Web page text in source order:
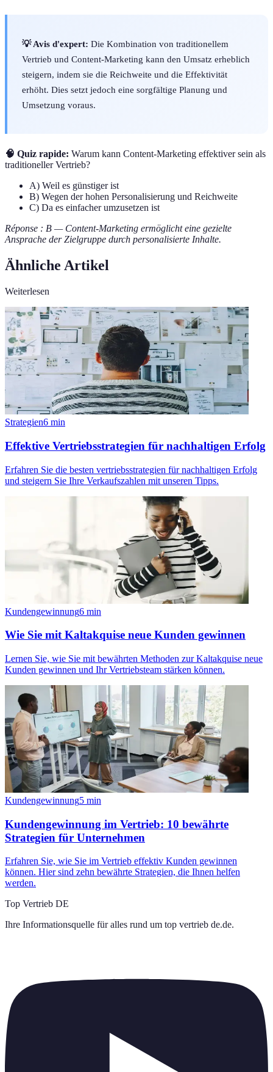
💡 Avis d'expert: Die Kombination von traditionellem
Vertrieb und Content-Marketing kann den Umsatz erheblich
steigern, indem sie die Reichweite und die Effektivität
erhöht. Dies setzt jedoch eine sorgfältige Planung und
Umsetzung voraus.
🧠 Quiz rapide: Warum kann Content-Marketing effektiver sein als
traditioneller Vertrieb?
A) Weil es günstiger ist
B) Wegen der hohen Personalisierung und Reichweite
C) Da es einfacher umzusetzen ist
Réponse : B — Content-Marketing ermöglicht eine gezielte
Ansprache der Zielgruppe durch personalisierte Inhalte.
Ähnliche Artikel
Weiterlesen
Strategien6 min
Effektive Vertriebsstrategien für nachhaltigen Erfolg
Erfahren Sie die besten vertriebsstrategien für nachhaltigen Erfolg
und steigern Sie Ihre Verkaufszahlen mit unseren Tipps.
Kundengewinnung6 min
Wie Sie mit Kaltakquise neue Kunden gewinnen
Lernen Sie, wie Sie mit bewährten Methoden zur Kaltakquise neue
Kunden gewinnen und Ihr Vertriebsteam stärken können.
Kundengewinnung5 min
Kundengewinnung im Vertrieb: 10 bewährte
Strategien für Unternehmen
Erfahren Sie, wie Sie im Vertrieb effektiv Kunden gewinnen
können. Hier sind zehn bewährte Strategien, die Ihnen helfen
werden.
Top Vertrieb DE
Ihre Informationsquelle für alles rund um top vertrieb de.de.